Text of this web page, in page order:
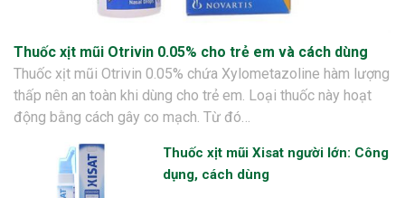
Thuốc xịt mũi Otrivin 0.05% cho trẻ em và cách dùng
Thuốc xịt mũi Otrivin 0.05% chứa Xylometazoline hàm lượng
thấp nên an toàn khi dùng cho trẻ em. Loại thuốc này hoạt
động bằng cách gây co mạch. Từ đó…
Thuốc xịt mũi Xisat người lớn: Công
dụng, cách dùng